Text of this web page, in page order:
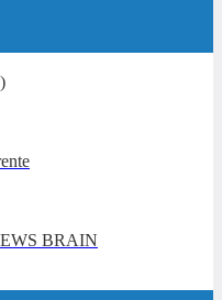
BRAIN